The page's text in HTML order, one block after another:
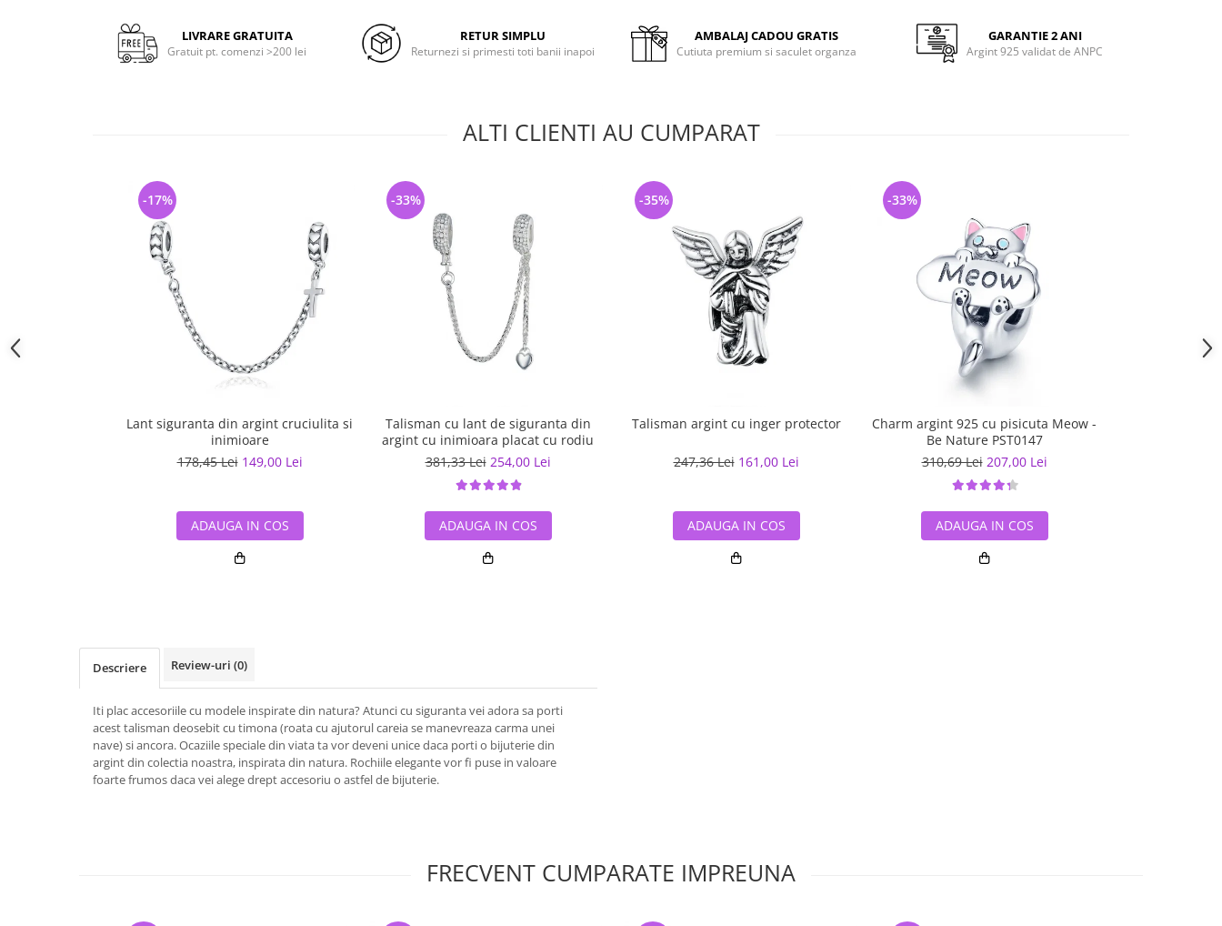
LIVRARE GRATUITA
Gratuit pt. comenzi >200 lei
RETUR SIMPLU
Returnezi si primesti toti banii inapoi
AMBALAJ CADOU GRATIS
Cutiuta premium si saculet organza
GARANTIE 2 ANI
Argint 925 validat de ANPC
ALTI CLIENTI AU CUMPARAT
Lant siguranta din argint cruciulita si
inimioare
178,45 Lei 149,00 Lei
-17%
ADAUGA IN COS
Talisman cu lant de siguranta din
argint cu inimioara placat cu rodiu
381,33 Lei 254,00 Lei
-33%
ADAUGA IN COS
Talisman argint cu inger protector
247,36 Lei 161,00 Lei
-35%
ADAUGA IN COS
Charm argint 925 cu pisicuta Meow -
Be Nature PST0147
310,69 Lei 207,00 Lei
-33%
ADAUGA IN COS
Descriere Review-uri (0)
Iti plac accesoriile cu modele inspirate din natura? Atunci cu siguranta vei adora sa porti
acest talisman deosebit cu timona (roata cu ajutorul careia se manevreaza carma unei
nave) si ancora. Ocaziile speciale din viata ta vor deveni unice daca porti o bijuterie din
argint din colectia noastra, inspirata din natura. Rochiile elegante vor fi puse in valoare
foarte frumos daca vei alege drept accesoriu o astfel de bijuterie.
FRECVENT CUMPARATE IMPREUNA